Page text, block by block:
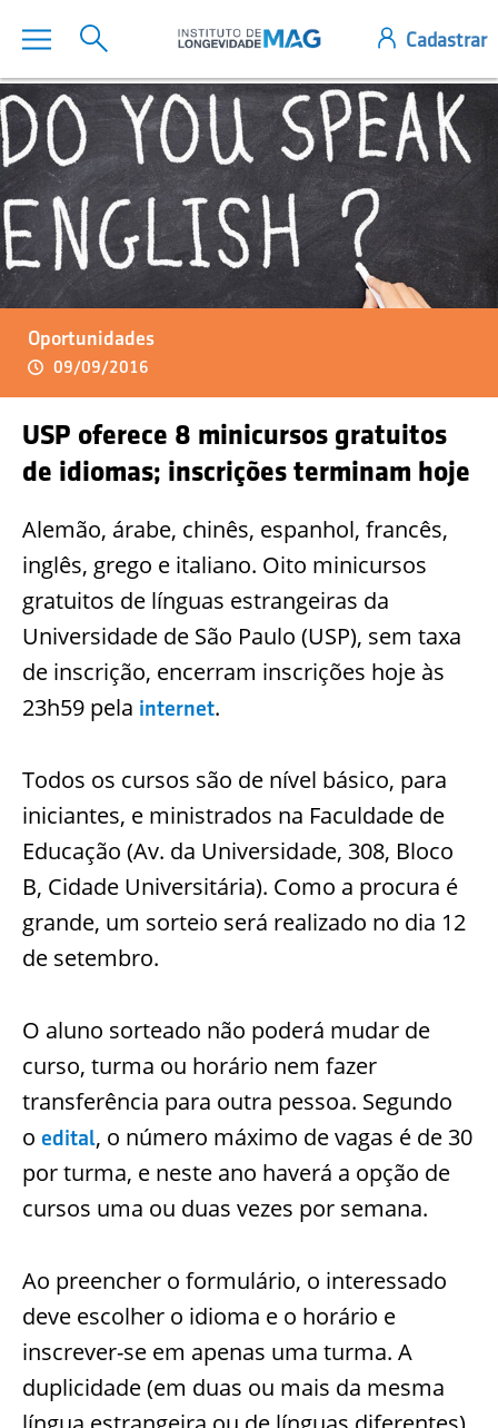
Oportunidades
09/09/2016
USP oferece 8 minicursos gratuitos
de idiomas; inscrições terminam hoje
Alemão, árabe, chinês, espanhol, francês,
inglês, grego e italiano. Oito minicursos
gratuitos de línguas estrangeiras da
Universidade de São Paulo (USP), sem taxa
de inscrição, encerram inscrições hoje às
23h59 pela internet.
Todos os cursos são de nível básico, para
iniciantes, e ministrados na Faculdade de
Educação (Av. da Universidade, 308, Bloco
B, Cidade Universitária). Como a procura é
grande, um sorteio será realizado no dia 12
de setembro.
O aluno sorteado não poderá mudar de
curso, turma ou horário nem fazer
transferência para outra pessoa. Segundo
o edital, o número máximo de vagas é de 30
por turma, e neste ano haverá a opção de
cursos uma ou duas vezes por semana.
Ao preencher o formulário, o interessado
deve escolher o idioma e o horário e
inscrever-se em apenas uma turma. A
duplicidade (em duas ou mais da mesma